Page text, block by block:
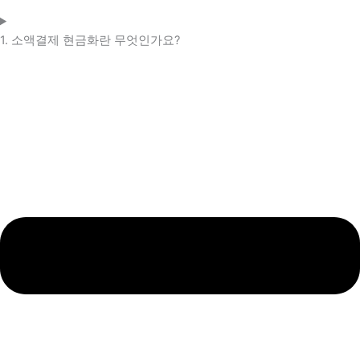
1. 소액결제 현금화란 무엇인가요?